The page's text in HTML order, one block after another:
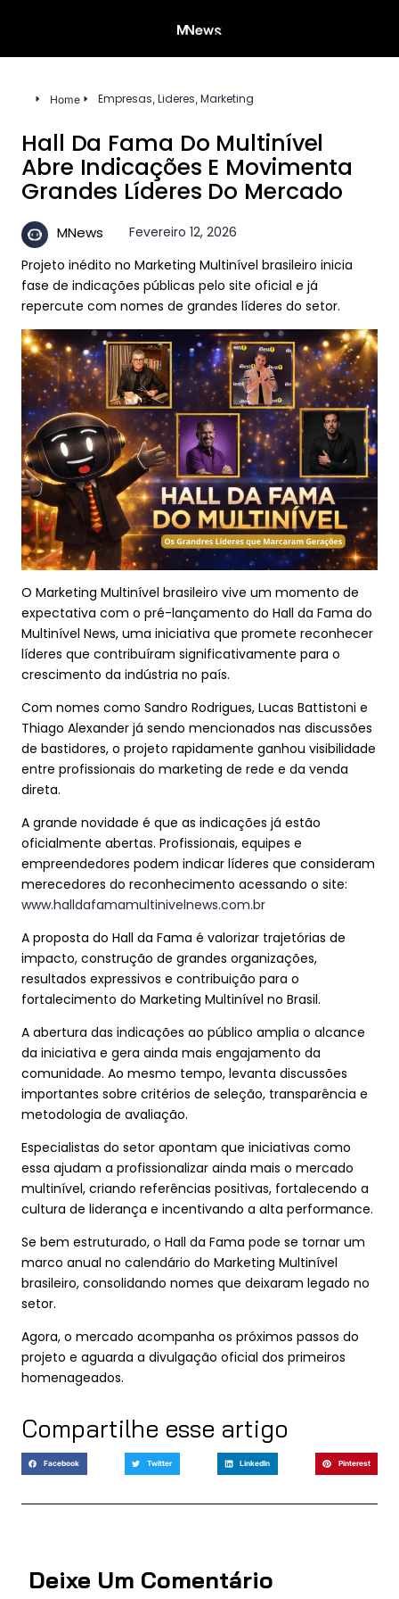
Home Empresas, Lideres, Marketing
Hall Da Fama Do Multinível
Abre Indicações E Movimenta
Grandes Líderes Do Mercado
MNews
Fevereiro 12, 2026
Projeto inédito no Marketing Multinível brasileiro inicia
fase de indicações públicas pelo site oficial e já
repercute com nomes de grandes líderes do setor.
O Marketing Multinível brasileiro vive um momento de
expectativa com o pré-lançamento do Hall da Fama do
Multinível News, uma iniciativa que promete reconhecer
líderes que contribuíram significativamente para o
crescimento da indústria no país.
Com nomes como Sandro Rodrigues, Lucas Battistoni e
Thiago Alexander já sendo mencionados nas discussões
de bastidores, o projeto rapidamente ganhou visibilidade
entre profissionais do marketing de rede e da venda
direta.
A grande novidade é que as indicações já estão
oficialmente abertas. Profissionais, equipes e
empreendedores podem indicar líderes que consideram
merecedores do reconhecimento acessando o site:
www.halldafamamultinivelnews.com.br
A proposta do Hall da Fama é valorizar trajetórias de
impacto, construção de grandes organizações,
resultados expressivos e contribuição para o
fortalecimento do Marketing Multinível no Brasil.
A abertura das indicações ao público amplia o alcance
da iniciativa e gera ainda mais engajamento da
comunidade. Ao mesmo tempo, levanta discussões
importantes sobre critérios de seleção, transparência e
metodologia de avaliação.
Especialistas do setor apontam que iniciativas como
essa ajudam a profissionalizar ainda mais o mercado
multinível, criando referências positivas, fortalecendo a
cultura de liderança e incentivando a alta performance.
Se bem estruturado, o Hall da Fama pode se tornar um
marco anual no calendário do Marketing Multinível
brasileiro, consolidando nomes que deixaram legado no
setor.
Agora, o mercado acompanha os próximos passos do
projeto e aguarda a divulgação oficial dos primeiros
homenageados.
Compartilhe esse artigo
Facebook Twitter LinkedIn Pinterest
Deixe Um Comentário